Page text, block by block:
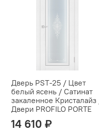
Дверь PST-25 / Цвет
белый ясень / Сатинат
закаленное
Двери PROFILO PORTE
14 610 ₽